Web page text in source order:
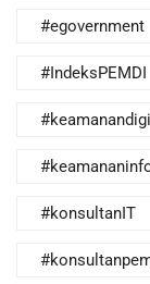
#egovernment
#IndeksPEMDI
#konsultanIT